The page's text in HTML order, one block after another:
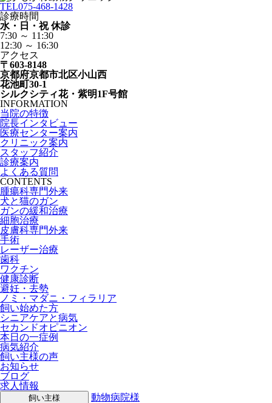
TEL075-468-1428
診療時間
水・日・祝 休診
7:30 ～ 11:30
12:30 ～ 16:30
アクセス
〒603-8148
京都府京都市北区小山西
花池町30-1
シルクシティ花・紫明1F号館
INFORMATION
当院の特徴
院長インタビュー
医療センター案内
クリニック案内
スタッフ紹介
診療案内
よくある質問
CONTENTS
腫瘍科専門外来
犬と猫のガン
ガンの緩和治療
細胞治療
皮膚科専門外来
手術
レーザー治療
歯科
ワクチン
健康診断
避妊・去勢
ノミ・マダニ・フィラリア
飼い始めた方
シニアケアと病気
セカンドオピニオン
本日の一症例
病気紹介
飼い主様の声
お知らせ
ブログ
求人情報
飼い主様
動物病院様